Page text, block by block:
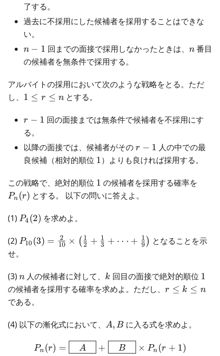
了する。
過去に不採用にした候補者を採用することはできな
い。
n
-
n − 1 回までの面接で採用しなかったときは、 n
n番目
の候補者を無条件で採用する。
アルバイトの採用において次のような戦略をとる。ただ
し、 1
r
\leq
n
1 ≤ r ≤ n とする。
r-
1
r − 1 回の面接までは無条件で候補者を不採用にす
る。
以降の面接では、候補者がそのr
-
r − 1 人の中での最
良候補（相対的順位 1
1）よりも良ければ採用する。
この戦略で、絶対的順位 1
1 の候補者を採用する確率を
Pn (r) とする。 以下の問いに答えよ。
(1) P_4(2)
P4(2) を求めよ。
(2) P_{10}(3) =
\frac{1}{2} +
\frac{1}{3} +
\cdot\cdot\cdot
+ \frac{1}{9}
\right)
P10(3) = 10
2 × ( 2
1 + 3
1 + ⋅ ⋅ ⋅ + 9
1 ) となることを示
せ。
(3)n
n 人の候補者に対して、 k
k 回目の面接で絶対的順位 1
1
の候補者を採用する確率を求めよ。ただし、 r
\leq
r ≤ k ≤ n
である。
(4) 以下の漸化式において、
A,
A, B に入る式を求めよ。
P_n(r) = \boxed{\ \ \
Pn (r) = A + B × Pn (r + 1)